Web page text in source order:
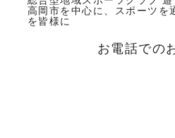
高岡市を中心に、スポーツを
を皆様に
お電話での